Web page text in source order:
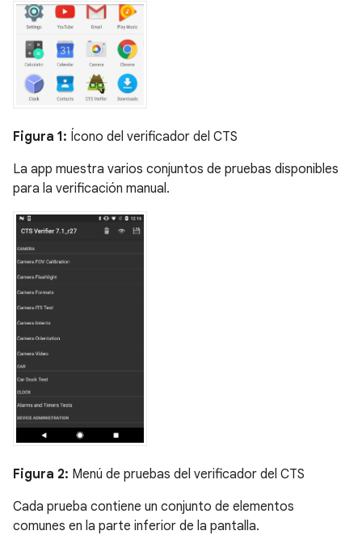
Figura 1: Ícono del verificador del CTS
La app muestra varios conjuntos de pruebas disponibles
para la verificación manual.
Figura 2: Menú de pruebas del verificador del CTS
Cada prueba contiene un conjunto de elementos
comunes en la parte inferior de la pantalla.